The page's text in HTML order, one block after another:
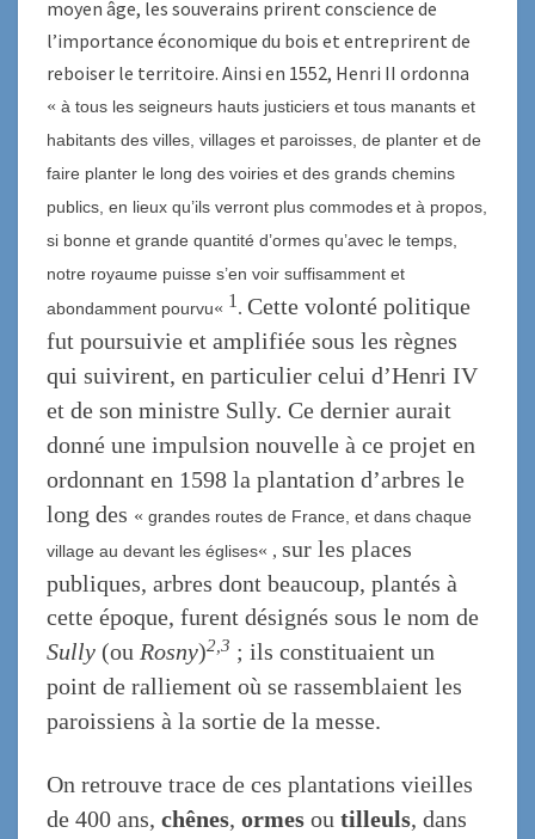
moyen âge, les souverains prirent conscience de
l’importance économique du bois et entreprirent de
reboiser le territoire. Ainsi en 1552, Henri II ordonna
« à tous les seigneurs hauts justiciers et tous manants et
habitants des villes, villages et paroisses, de planter et de
faire planter le long des voiries et des grands chemins
publics, en lieux qu’ils verront plus commodeset à propos,
si bonne et grande quantité d’ormes qu’avec le temps,
notre royaume puisse s’en voir suffisamment et
abondamment pourvu« 1 . Cette volonté politique
fut poursuivie et amplifiée sous les règnes
qui suivirent, en particulier celui d’Henri IV
et de son ministre Sully. Ce dernier aurait
donné une impulsion nouvelle à ce projet en
ordonnant en 1598 la plantation d’arbres le
long des « grandes routes de France, et dans chaque
village au devant les églises« , sur les places
publiques, arbres dont beaucoup, plantés à
cette époque, furent désignés sous le nom de
Sully (ou Rosny)2, 3 ; ils constituaient un
point de ralliement où se rassemblaient les
paroissiens à la sortie de la messe.
On retrouve trace de ces plantations vieilles
de 400 ans, chênes, ormes ou tilleuls, dans